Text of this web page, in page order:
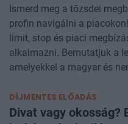
Ismerd meg a tőzsdei
profin navigálni a
limit, stop és piaci
alkalmazni. Bemutatjuk a
amelyekkel a magyar és
DÍJMENTES ELŐADÁS
Divat vagy okosság?